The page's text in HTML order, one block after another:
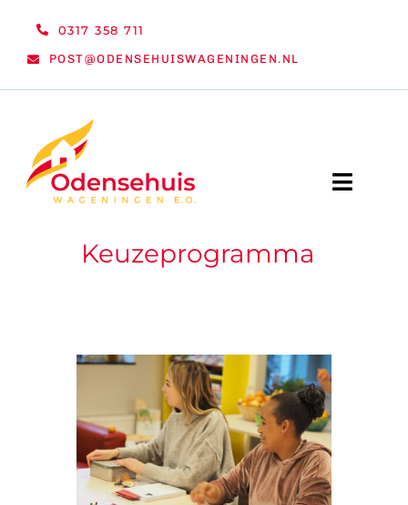
0317 358 711
POST@ODENSEHUISWAGENINGEN.NL
Toggle
WELKOM
VRIJWILLIGERS & STAGIAIRES
Keuzeprogramma